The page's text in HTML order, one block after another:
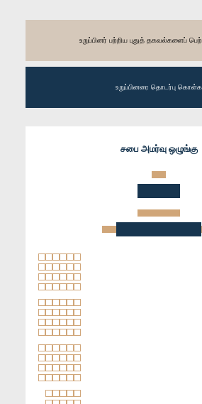
உறுப்பினர் பற்றிய புதுத் தகவல்களைப்
உறுப்பினரை தொடர்பு கொள்க
சபை அமர்வு ஒழுங்கு